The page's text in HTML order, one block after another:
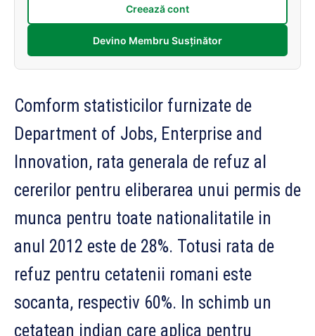
Creează cont
Devino Membru Susținător
Comform statisticilor furnizate de
Department of Jobs, Enterprise and
Innovation, rata generala de refuz al
cererilor pentru eliberarea unui permis de
munca pentru toate nationalitatile in
anul 2012 este de 28%. Totusi rata de
refuz pentru cetatenii romani este
socanta, respectiv 60%. In schimb un
cetatean indian care aplica pentru